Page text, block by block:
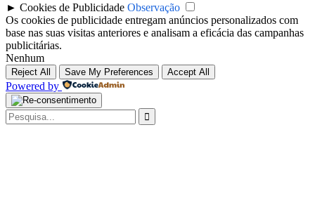
► Cookies de Publicidade Observação
Os cookies de publicidade entregam anúncios personalizados com
base nas suas visitas anteriores e analisam a eficácia das campanhas
publicitárias.
Nenhum
Reject All Save My Preferences Accept All
Powered by